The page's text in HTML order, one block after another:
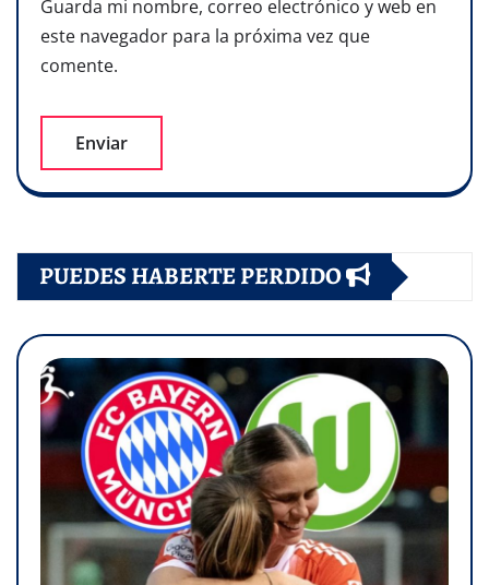
Guarda mi nombre, correo electrónico y web en
este navegador para la próxima vez que
comente.
PUEDES HABERTE PERDIDO